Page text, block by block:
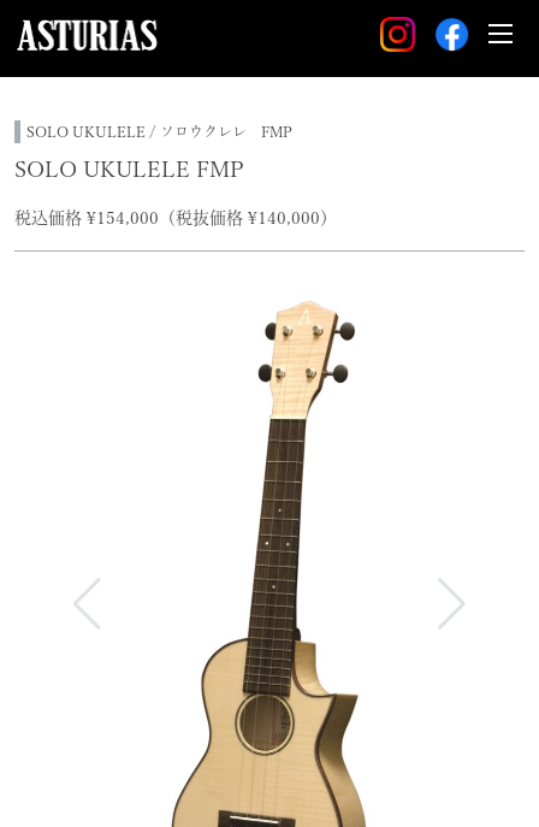
SOLO UKULELE / ソロウクレレ FMP
SOLO UKULELE FMP
税込価格 ¥154,000（税抜価格 ¥140,000）